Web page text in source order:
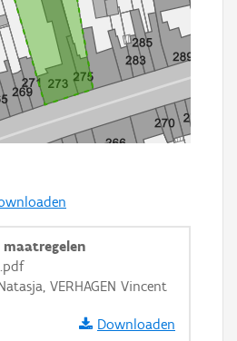
VERHAGEN Vincent
Downloaden